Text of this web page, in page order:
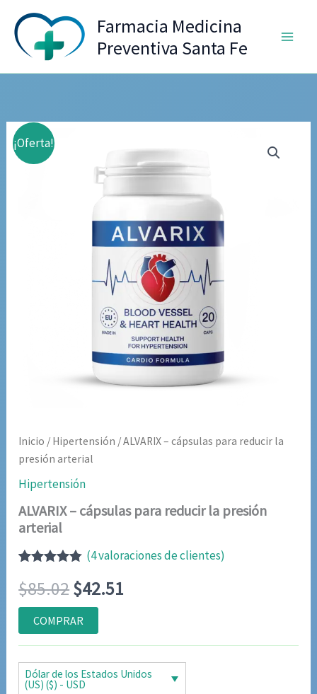
contenido
Farmacia Medicina
Preventiva Santa Fe
¡Oferta!
Inicio / Hipertensión / ALVARIX – cápsulas para reducir la
presión arterial
Hipertensión
ALVARIX – cápsulas para reducir la presión
arterial
con4.75de
5 en base
a
valoraciones
de clientes
(4valoraciones de clientes)
$85.02El
precio
original
era:
$42.51
actual
es:
COMPRAR
Dólar de los Estados Unidos
(US) ($) - USD